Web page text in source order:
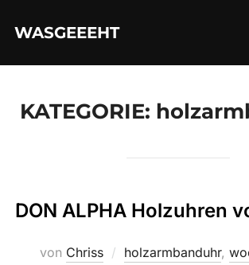
InhaltWASGEEEHT
KATEGORIE:
DON ALPHA Holzuhren
von Chriss holzarmbanduhr,